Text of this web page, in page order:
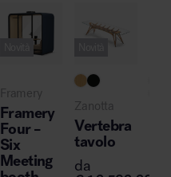
Framery
Framery
Four –
Six
Meeting
Zanotta
Vertebra
tavolo
da